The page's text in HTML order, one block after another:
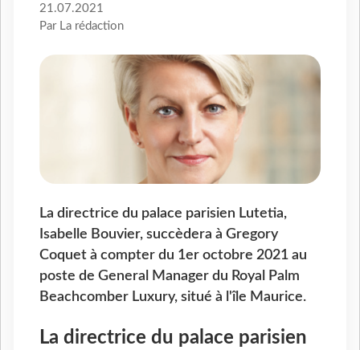
21.07.2021
Par La rédaction
La directrice du palace parisien Lutetia,
Isabelle Bouvier, succèdera à Gregory
Coquet à compter du 1er octobre 2021 au
poste de General Manager du Royal Palm
Beachcomber Luxury, situé à l'île Maurice.
La directrice du palace parisien